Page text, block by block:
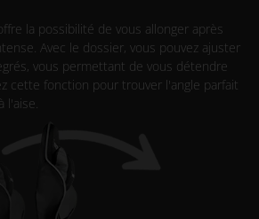
la possibilité de vous allonger après
Avec le dossier, vous pouvez ajuster
vous permettant de vous détendre
cette fonction pour trouver l'angle parfait
l'aise.